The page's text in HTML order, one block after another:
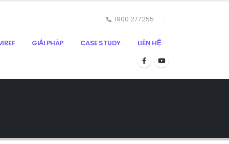
1900 277255
GIẢI PHÁP CASE STUDY LIÊN HỆ